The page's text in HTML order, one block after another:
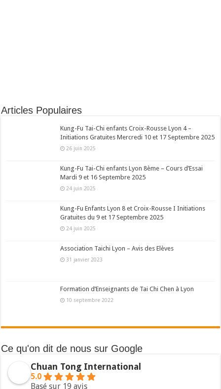
Articles Populaires
Kung-Fu Tai-Chi enfants Croix-Rousse Lyon 4 –
Initiations Gratuites Mercredi 10 et 17 Septembre 2025
26 juin 2025
Kung-Fu Tai-Chi enfants Lyon 8ème – Cours d’Essai
Mardi 9 et 16 Septembre 2025
24 juin 2025
Kung-Fu Enfants Lyon 8 et Croix-Rousse I Initiations
Gratuites du 9 et 17 Septembre 2025
24 juin 2025
Association Taichi Lyon – Avis des Elèves
31 janvier 2023
Formation d’Enseignants de Tai Chi Chen à Lyon
10 septembre 2022
Ce qu'on dit de nous sur Google
Chuan Tong International
5.0
Basé sur 19 avis